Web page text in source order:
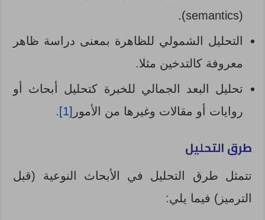
(semantics).
التحليل الشمولي للظاهرة بمعنى دراسة ظاهر
معروفة كالتدخين مثلا.
تحليل البعد الجمالي للخبرة كتحليل أبحاث أو
روايات أو مقالات وغيرها من الأمور [1]
.
طرق التحليل
تتمثل طرق التحليل في الأبحاث النوعية (قبل
الترميز) فيما يلي: